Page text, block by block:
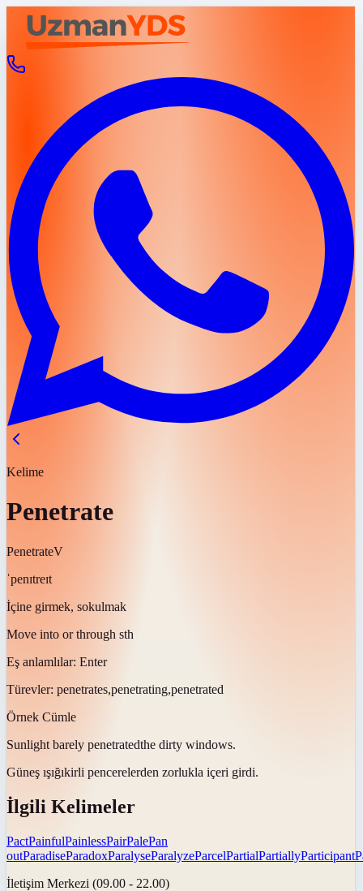
Kelime
Penetrate
PenetrateV
ˈpenɪtreɪt
İçine girmek, sokulmak
Move into or through sth
Eş anlamlılar: Enter
Türevler: penetrates,penetrating,penetrated
Örnek Cümle
Sunlight barely penetratedthe dirty windows.
Güneş ışığıkirli pencerelerden zorlukla içeri girdi.
İlgili Kelimeler
PactPainfulPainlessPairPalePan
outParadiseParadoxParalyseParalyzeParcelPartialPartiallyParticipant
İletişim Merkezi (09.00 - 22.00)